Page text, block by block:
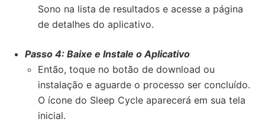
Sono na lista de resultados e acesse a página
de detalhes do aplicativo.
Passo 4: Baixe e Instale o Aplicativo
Então, toque no botão de download ou
instalação e aguarde o processo ser concluído.
O ícone do Sleep Cycle aparecerá em sua tela
inicial.